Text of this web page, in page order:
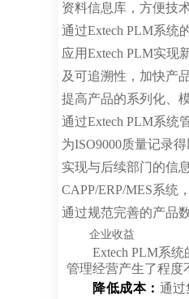
资料信息库，方便技
通过Extech PLM系统
应用Extech PLM实现
及可追溯性，加快产
提高产品的系列化、
通过Extech PLM系统
为ISO9000质量记录
实现与后续部门的信
CAPP/ERP/MES系统
通过规范完善的产品
企业收益
Extech PLM系
管理经营产生了程度
降低成本： 通过